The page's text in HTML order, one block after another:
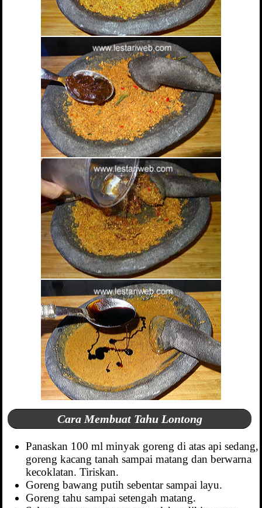
Cara Membuat Tahu Lontong
Panaskan 100 ml minyak goreng di atas api sedang,
goreng kacang tanah sampai matang dan berwarna
kecoklatan. Tiriskan.
Goreng bawang putih sebentar sampai layu.
Goreng tahu sampai setengah matang.